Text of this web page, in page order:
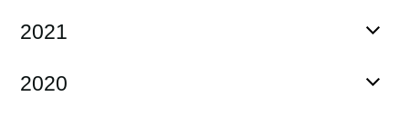
2021
2020